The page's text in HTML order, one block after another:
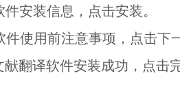
安装信息，点击安装。
使用前注意事项，点击下
翻译软件安装成功，点击